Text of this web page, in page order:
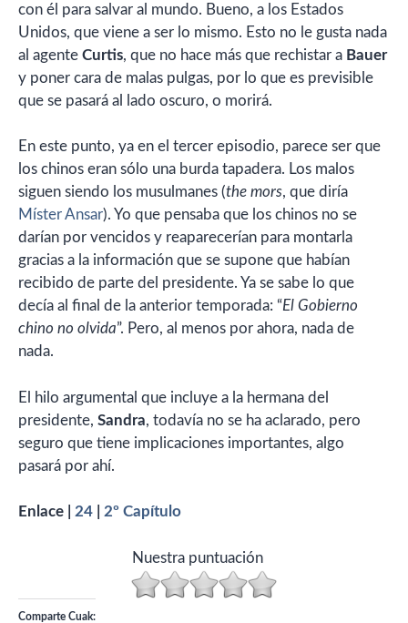
con él para salvar al mundo. Bueno, a los Estados
Unidos, que viene a ser lo mismo. Esto no le gusta nada
al agente Curtis, que no hace más que rechistar a Bauer
y poner cara de malas pulgas, por lo que es previsible
que se pasará al lado oscuro, o morirá.
En este punto, ya en el tercer episodio, parece ser que
los chinos eran sólo una burda tapadera. Los malos
siguen siendo los musulmanes (the mors, que diría
Míster Ansar). Yo que pensaba que los chinos no se
darían por vencidos y reaparecerían para montarla
gracias a la información que se supone que habían
recibido de parte del presidente. Ya se sabe lo que
decía al final de la anterior temporada: “El Gobierno
chino no olvida”. Pero, al menos por ahora, nada de
nada.
El hilo argumental que incluye a la hermana del
presidente, Sandra, todavía no se ha aclarado, pero
seguro que tiene implicaciones importantes, algo
pasará por ahí.
Enlace | 24 2º Capítulo
Nuestra puntuación
Comparte Cuak: